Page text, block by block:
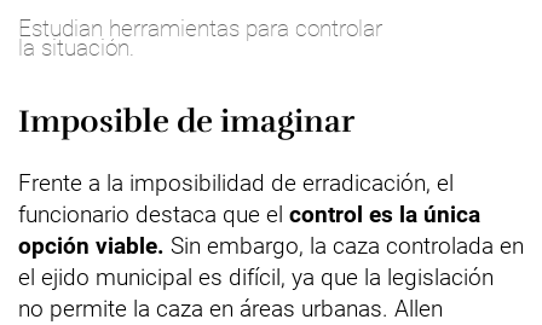
Estudian herramientas para controlar
la situación.
Imposible de imaginar
Frente a la imposibilidad de erradicación, el
funcionario destaca que el control es la única
opción viable. Sin embargo, la caza controlada en
el ejido municipal es difícil, ya que la legislación
no permite la caza en áreas urbanas. Allen